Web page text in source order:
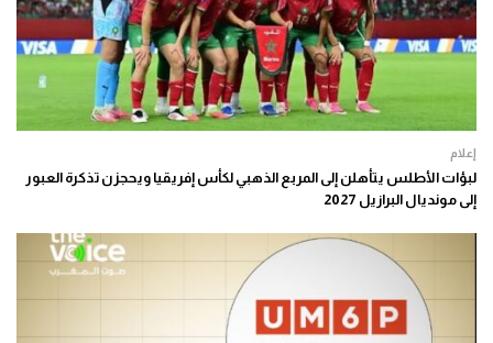
إعلام
لبؤات الأطلس يتأهلن إلى المربع الذهبي لكأس إفريقيا ويحجزن تذكرة العبور
إلى مونديال البرازيل 2027